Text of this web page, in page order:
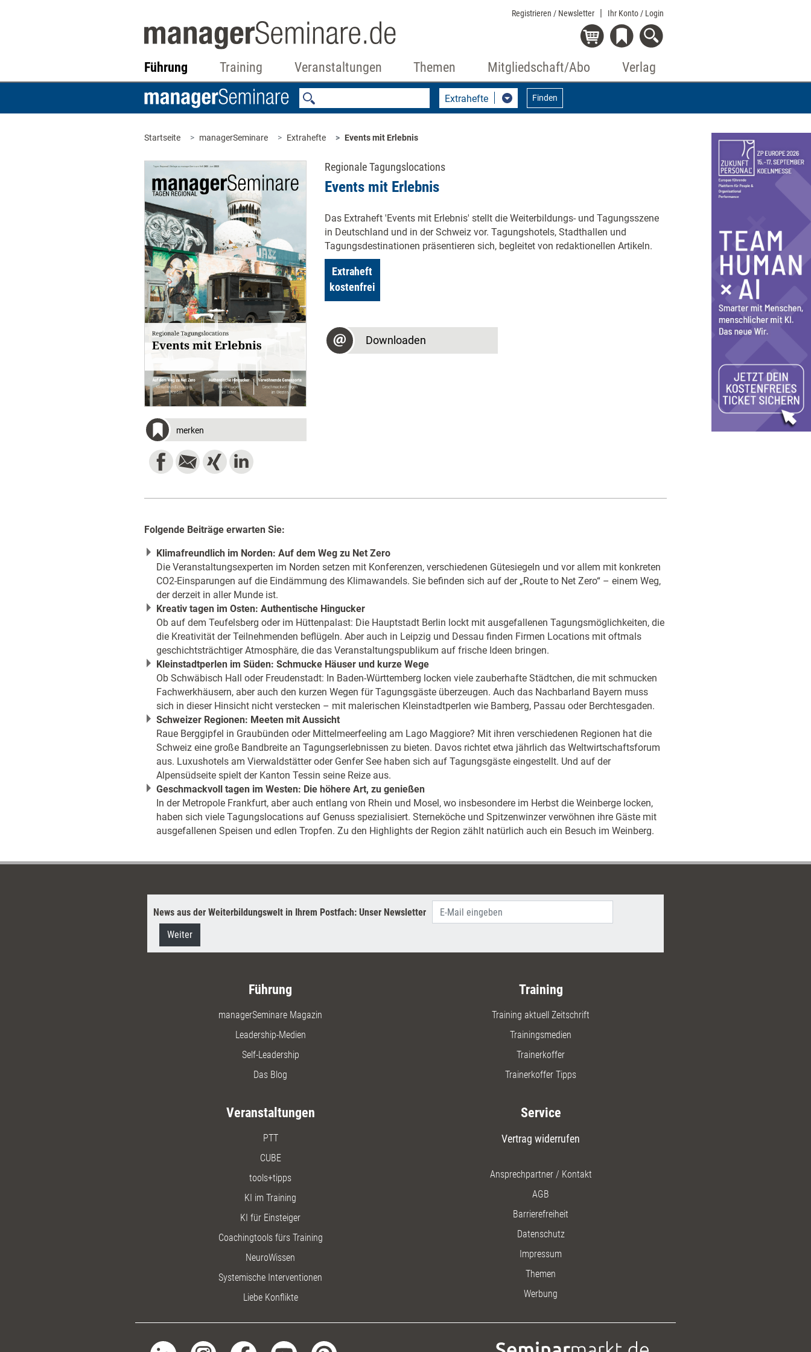
Registrieren / Newsletter Ihr Konto / Login
Führung Training Veranstaltungen Themen Mitgliedschaft/Abo Verlag
Extrahefte Finden
Startseite managerSeminare Extrahefte Events mit Erlebnis
merken
Regionale Tagungslocations
Events mit Erlebnis
Das Extraheft 'Events mit Erlebnis' stellt die Weiterbildungs- und Tagungsszene
in Deutschland und in der Schweiz vor. Tagungshotels, Stadthallen und
Tagungsdestinationen präsentieren sich, begleitet von redaktionellen Artikeln.
Extraheft
kostenfrei
Downloaden
Folgende Beiträge erwarten Sie:
Klimafreundlich im Norden: Auf dem Weg zu Net Zero
Die Veranstaltungsexperten im Norden setzen mit Konferenzen, verschiedenen Gütesiegeln und vor allem mit konkreten
CO2-Einsparungen auf die Eindämmung des Klimawandels. Sie befinden sich auf der „Route to Net Zero“ – einem Weg,
der derzeit in aller Munde ist.
Kreativ tagen im Osten: Authentische Hingucker
Ob auf dem Teufelsberg oder im Hüttenpalast: Die Hauptstadt Berlin lockt mit ausgefallenen Tagungsmöglichkeiten, die
die Kreativität der Teilnehmenden beflügeln. Aber auch in Leipzig und Dessau finden Firmen Locations mit oftmals
geschichtsträchtiger Atmosphäre, die das Veranstaltungspublikum auf frische Ideen bringen.
Kleinstadtperlen im Süden: Schmucke Häuser und kurze Wege
Ob Schwäbisch Hall oder Freudenstadt: In Baden-Württemberg locken viele zauberhafte Städtchen, die mit schmucken
Fachwerkhäusern, aber auch den kurzen Wegen für Tagungsgäste überzeugen. Auch das Nachbarland Bayern muss
sich in dieser Hinsicht nicht verstecken – mit malerischen Kleinstadtperlen wie Bamberg, Passau oder Berchtesgaden.
Schweizer Regionen: Meeten mit Aussicht
Raue Berggipfel in Graubünden oder Mittelmeerfeeling am Lago Maggiore? Mit ihren verschiedenen Regionen hat die
Schweiz eine große Bandbreite an Tagungserlebnissen zu bieten. Davos richtet etwa jährlich das Weltwirtschaftsforum
aus. Luxushotels am Vierwaldstätter oder Genfer See haben sich auf Tagungsgäste eingestellt. Und auf der
Alpensüdseite spielt der Kanton Tessin seine Reize aus.
Geschmackvoll tagen im Westen: Die höhere Art, zu genießen
In der Metropole Frankfurt, aber auch entlang von Rhein und Mosel, wo insbesondere im Herbst die Weinberge locken,
haben sich viele Tagungslocations auf Genuss spezialisiert. Sterneköche und Spitzenwinzer verwöhnen ihre Gäste mit
ausgefallenen Speisen und edlen Tropfen. Zu den Highlights der Region zählt natürlich auch ein Besuch im Weinberg.
News aus der Weiterbildungswelt in Ihrem Postfach: Unser Newsletter
Weiter
Führung
managerSeminare Magazin
Leadership-Medien
Self-Leadership
Das Blog
Training
Training aktuell Zeitschrift
Trainingsmedien
Trainerkoffer
Trainerkoffer Tipps
Veranstaltungen
PTT
CUBE
tools+tipps
KI im Training
KI für Einsteiger
Coachingtools fürs Training
NeuroWissen
Systemische Interventionen
Liebe Konflikte
Service
Vertrag widerrufen
Ansprechpartner / Kontakt
AGB
Barrierefreiheit
Datenschutz
Impressum
Themen
Werbung